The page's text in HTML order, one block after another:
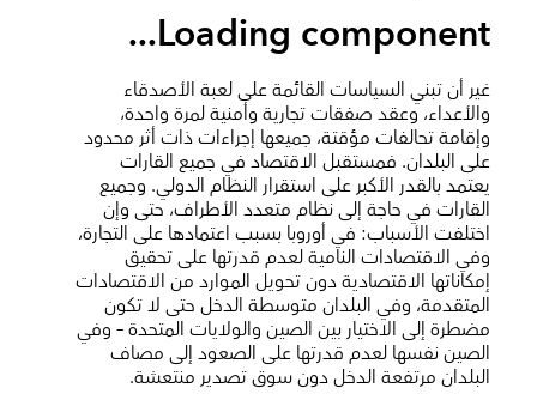
Loading component...
غير أن تبني السياسات القائمة على لعبة الأصدقاء
والأعداء، وعقد صفقات تجارية وأمنية لمرة واحدة،
وإقامة تحالفات مؤقتة، جميعها إجراءات ذات أثر محدود
على البلدان. فمستقبل الاقتصاد في جميع القارات
يعتمد بالقدر الأكبر على استقرار النظام الدولي. وجميع
القارات في حاجة إلى نظام متعدد الأطراف، حتى وإن
اختلفت الأسباب: في أوروبا بسبب اعتمادها على التجارة،
وفي الاقتصادات النامية لعدم قدرتها على تحقيق
إمكاناتها الاقتصادية دون تحويل الموارد من الاقتصادات
المتقدمة، وفي البلدان متوسطة الدخل حتى لا تكون
مضطرة إلى الاختيار بين الصين والولايات المتحدة – وفي
الصين نفسها لعدم قدرتها على الصعود إلى مصاف
البلدان مرتفعة الدخل دون سوق تصدير منتعشة.